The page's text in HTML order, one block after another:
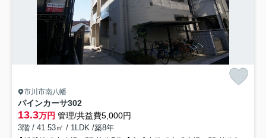
市川市南八幡
パインカーサ302
13.3万円 管理/共益費5,000円
3階 / 41.53㎡ / 1LDK /築8年